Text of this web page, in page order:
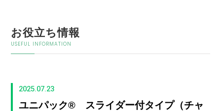
お役立ち情報
USEFUL INFORMATION
2025.07.23
ユニパック® スライダー付タイプ（チャ